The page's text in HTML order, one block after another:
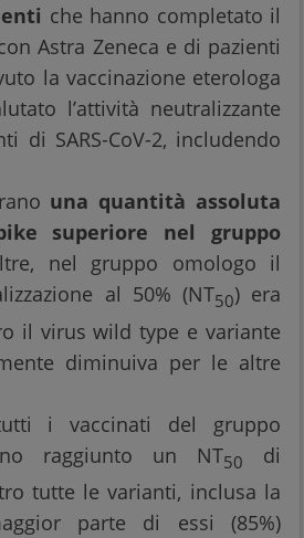
che hanno completato il
Astra Zeneca e di pazienti
la vaccinazione eterologa
l’attività neutralizzante
di SARS-CoV-2, includendo
una quantità assoluta
superiore nel gruppo
nel gruppo omologo il
al 50% (NT50) era
il virus wild type e variante
diminuiva per le altre
i vaccinati del gruppo
raggiunto un NT50
di
tutte le varianti, inclusa la
parte di essi (85%)